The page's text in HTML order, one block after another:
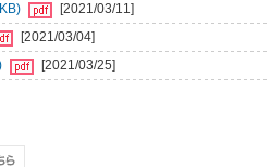
[2021/03/11]
[2021/03/04]
[2021/03/25]